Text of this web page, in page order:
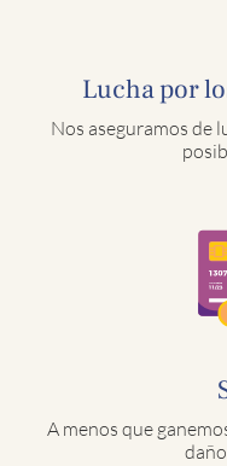
Lucha por
Nos aseguramos de
A menos que